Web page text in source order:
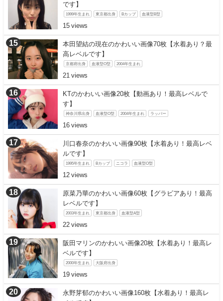
です】
1999年生まれ 東京都出身 Bカップ 血液型B型
15
本田望結の現在のかわいい画像70枚【水着あり？最
高レベルです】
京都府出身 血液型O型 2004年生まれ
21
KTのかわいい画像20枚【動画あり！最高レベルで
す】
神奈川県出身 血液型O型 2004年生まれ ラッパー
16
川口春奈のかわいい画像90枚【水着あり！最高レベ
ルです】
1995年生まれ Bカップ ニコラ 血液型O型
12
原菜乃華のかわいい画像60枚【グラビアあり！最高
レベルです】
2003年生まれ 東京都出身 血液型A型
22
阪田マリンのかわいい画像20枚【水着あり！最高レ
ベルです】
2000年生まれ 大阪府出身
19
永野芽郁のかわいい画像160枚【水着あり！最高レ